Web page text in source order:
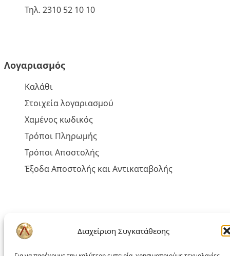
Διαχείριση Συγκατάθεσης
Τηλ. 2310 52 10 10
Λογαριασμός
Καλάθι
Στοιχεία λογαριασμού
Χαμένος κωδικός
Τρόποι Πληρωμής
Τρόποι Αποστολής
Έξοδα Αποστολής και Αντικαταβολής
Πολιτική liakoshop